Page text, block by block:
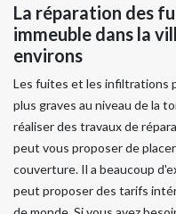
La réparation des
immeuble dans la
environs
Les fuites et les infiltrations
plus graves au niveau de la
réaliser des travaux de
peut vous proposer de
couverture. Il a beaucoup
peut proposer des tarifs